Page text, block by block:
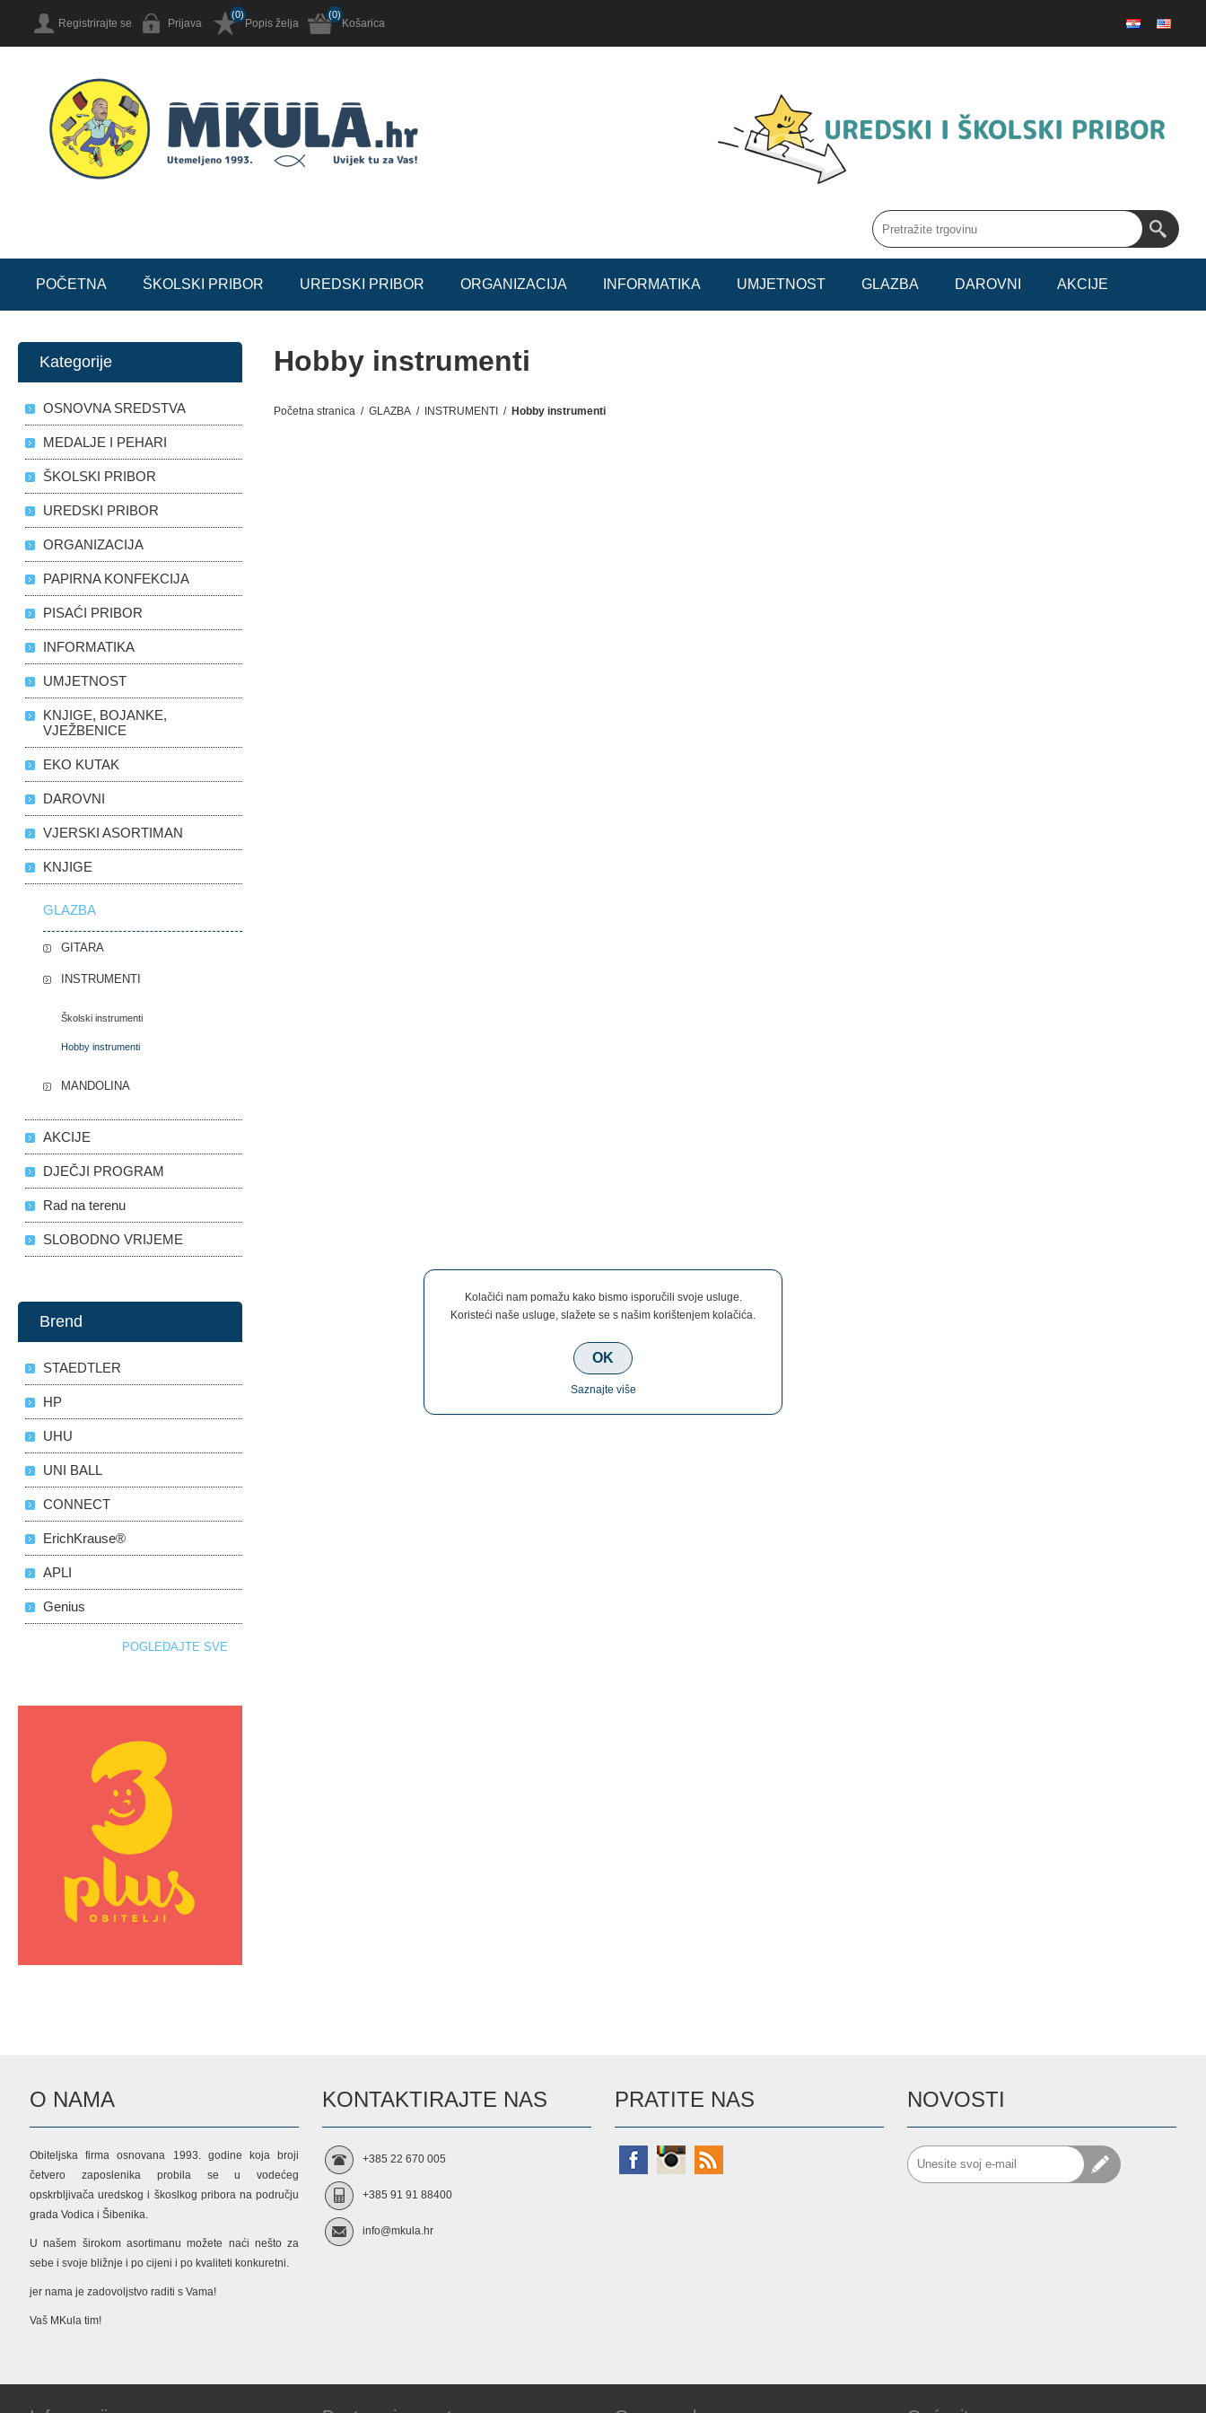
Registrirajte se Prijava Popis želja
(0)
Košarica
(0)
POČETNA ŠKOLSKI PRIBOR UREDSKI PRIBOR ORGANIZACIJA INFORMATIKA UMJETNOST GLAZBA DAROVNI AKCIJE
Hobby instrumenti
Početna stranica / GLAZBA / INSTRUMENTI / Hobby instrumenti
Kategorije
OSNOVNA SREDSTVA
MEDALJE I PEHARI
ŠKOLSKI PRIBOR
UREDSKI PRIBOR
ORGANIZACIJA
PAPIRNA KONFEKCIJA
PISAĆI PRIBOR
INFORMATIKA
UMJETNOST
KNJIGE, BOJANKE,
VJEŽBENICE
EKO KUTAK
DAROVNI
VJERSKI ASORTIMAN
KNJIGE
GLAZBA
GITARA
INSTRUMENTI
Školski instrumenti
Hobby instrumenti
MANDOLINA
AKCIJE
DJEČJI PROGRAM
Rad na terenu
SLOBODNO VRIJEME
Brend
STAEDTLER
HP
UHU
UNI BALL
CONNECT
ErichKrause®
APLI
Genius
POGLEDAJTE SVE
O NAMA
Obiteljska firma osnovana 1993. godine koja broji
četvero zaposlenika probila se u vodećeg
opskrbljivača uredskog i škoslkog pribora na području
grada Vodica i Šibenika.
U našem širokom asortimanu možete naći nešto za
sebe i svoje bližnje i po cijeni i po kvaliteti konkuretni.
jer nama je zadovoljstvo raditi s Vama!
Vaš MKula tim!
KONTAKTIRAJTE NAS
+385 22 670 005
+385 91 91 88400
info@mkula.hr
PRATITE NAS NOVOSTI
Kolačići nam pomažu kako bismo isporučili svoje usluge.
Koristeći naše usluge, slažete se s našim korištenjem kolačića.
OK
Saznajte više